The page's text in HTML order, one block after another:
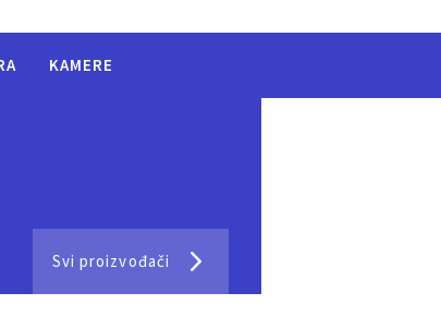
KAMERE
Svi proizvođači